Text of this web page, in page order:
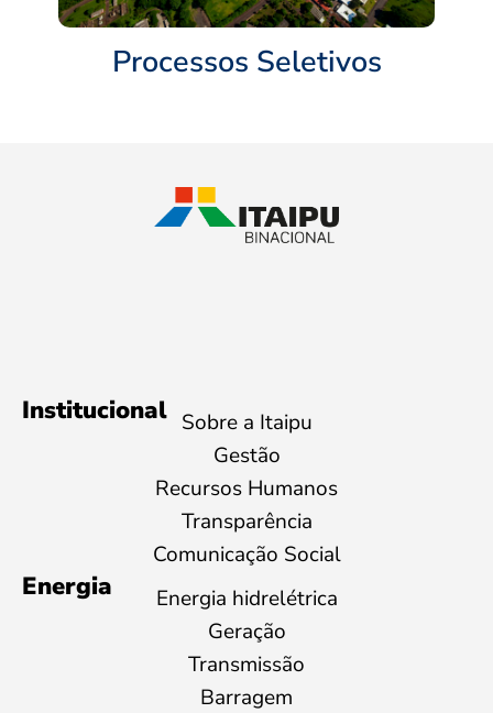
Processos Seletivos
Institucional Sobre a Itaipu
Gestão
Recursos Humanos
Transparência
Comunicação Social
Energia
Energia hidrelétrica
Geração
Transmissão
Barragem